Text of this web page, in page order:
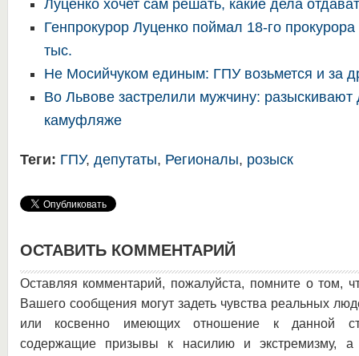
Луценко хочет сам решать, какие дела
Генпрокурор Луценко поймал 18-го прокурора
тыс.
Не Мосийчуком единым: ГПУ возьмется и за
Во Львове застрелили мужчину: разыскивают
камуфляже
Теги: ГПУ, депутаты, Регионалы, розыск
ОСТАВИТЬ КОММЕНТАРИЙ
Оставляя комментарий, пожалуйста, помните о том,
Вашего сообщения могут задеть чувства реальных
или косвенно имеющих отношение к данной
содержащие призывы к насилию и экстремизму, а